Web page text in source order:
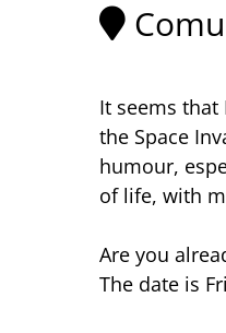
It seems
the Space
humour,
of life, with
Are you
The date is